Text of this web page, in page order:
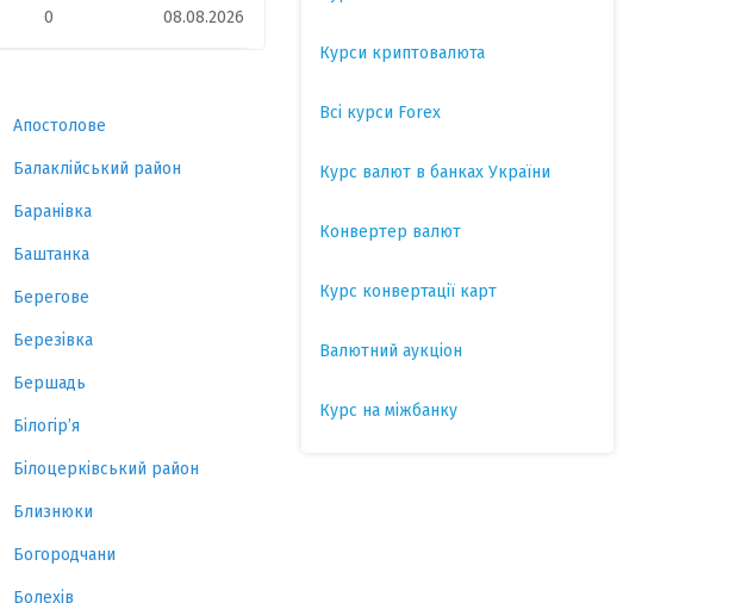
0 08.08.2026
Апостолове
Балаклійський район
Баранівка
Баштанка
Берегове
Березівка
Бершадь
Білогір’я
Білоцерківський район
Близнюки
Богородчани
Болехів
Курси криптовалюта
Всі курси Forex
Курс валют в банках України
Конвертер валют
Курс конвертації карт
Валютний аукціон
Курс на міжбанку